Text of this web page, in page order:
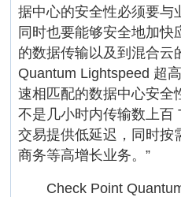
据中心的安全性必须要与
同时也要能够安全地加快
的数据传输以及到混合云
Quantum Lightspeed 超
速相匹配的数据中心安全
不是几小时内传输数上百
交易提供低延迟，同时按
商务等高增长业务。”
Check Point Quantum